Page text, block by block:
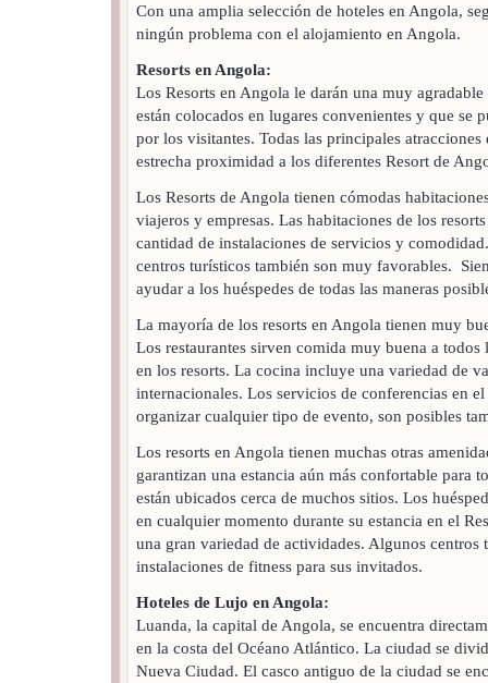
Con una amplia selección de hoteles en Angola,
ningún problema con el alojamiento en Angola.
Resorts en Angola:
Los Resorts en Angola le darán una muy
están colocados en lugares convenientes y que se
por los visitantes. Todas las principales
estrecha proximidad a los diferentes Resort de
Los Resorts de Angola tienen cómodas
viajeros y empresas. Las habitaciones de los
cantidad de instalaciones de servicios y
centros turísticos también son muy favorables.
ayudar a los huéspedes de todas las maneras
La mayoría de los resorts en Angola tienen muy
Los restaurantes sirven comida muy buena a todos
en los resorts. La cocina incluye una variedad de
internacionales. Los servicios de conferencias en
organizar cualquier tipo de evento, son posibles
Los resorts en Angola tienen muchas otras
garantizan una estancia aún más confortable para
están ubicados cerca de muchos sitios. Los
en cualquier momento durante su estancia en el
una gran variedad de actividades. Algunos centros
instalaciones de fitness para sus invitados.
Hoteles de Lujo en Angola:
Luanda, la capital de Angola, se encuentra
en la costa del Océano Atlántico. La ciudad se
Nueva Ciudad. El casco antiguo de la ciudad se